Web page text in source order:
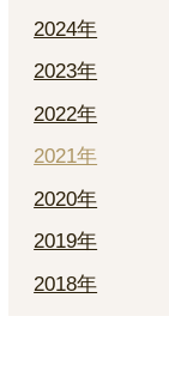
2024年
2023年
2022年
2021年
2020年
2019年
2018年